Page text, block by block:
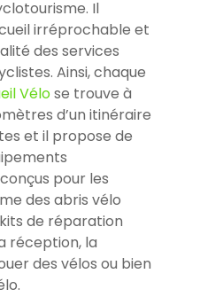
Il
irréprochable et
des services
Ainsi, chaque
Vélose trouve à
d’un itinéraire
et il propose de
pour les
des abris vélo
de réparation
réception, la
des vélos ou bien